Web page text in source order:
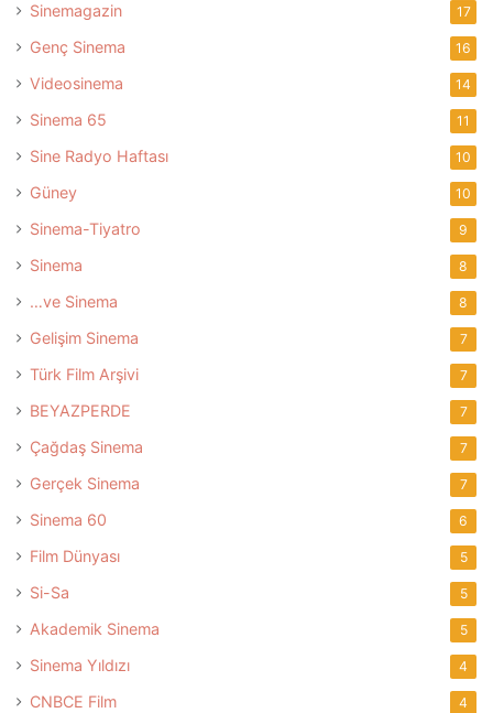
Sinemagazin 17
Genç Sinema 16
Videosinema 14
Sinema 65 11
Sine Radyo Haftası 10
Güney 10
Sinema-Tiyatro 9
Sinema 8
…ve Sinema 8
Gelişim Sinema 7
Türk Film Arşivi 7
BEYAZPERDE 7
Çağdaş Sinema 7
Gerçek Sinema 7
Sinema 60 6
Film Dünyası 5
Si-Sa 5
Akademik Sinema 5
Sinema Yıldızı 4
CNBCE Film 4